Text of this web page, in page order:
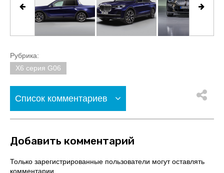
Рубрика:
X6 серия G06
Список комментариев
Добавить комментарий
Только зарегистрированные пользователи могут оставлять
комментарии.